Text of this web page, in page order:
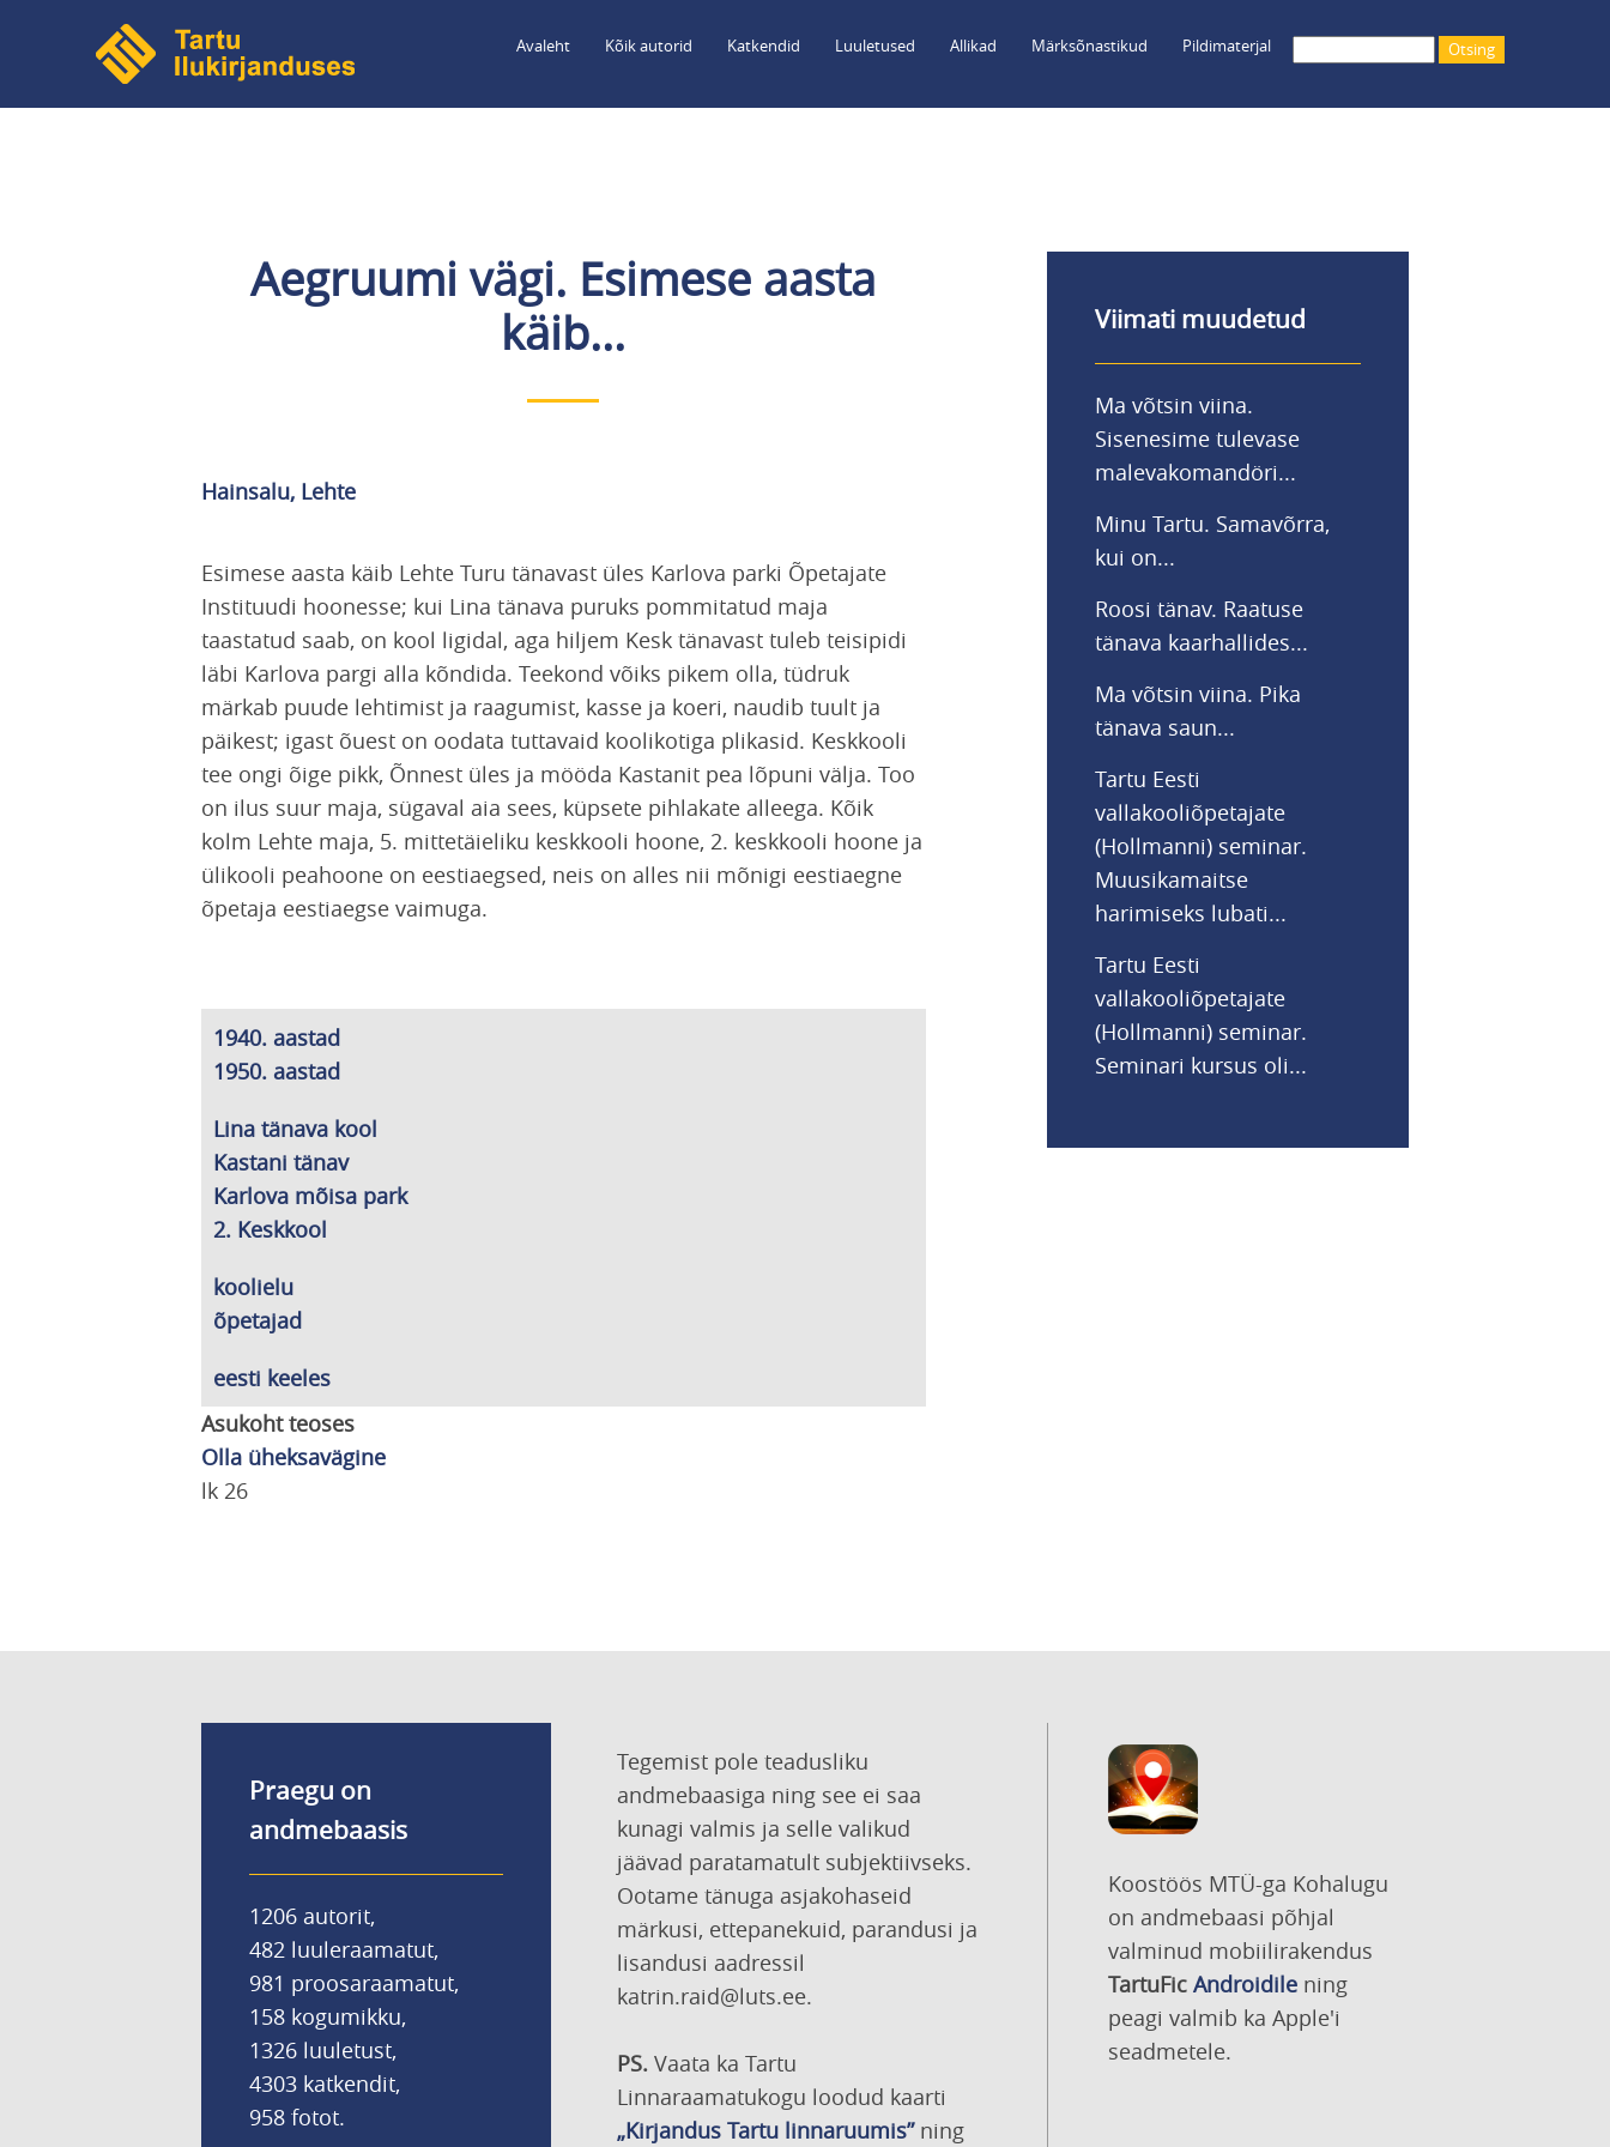
juurde
Avaleht Kõik autorid Katkendid Luuletused Allikad Märksõnastikud Pildimaterjal
Aegruumi vägi. Esimese aasta
käib...
Hainsalu, Lehte
Esimese aasta käib Lehte Turu tänavast üles Karlova parki Õpetajate
Instituudi hoonesse; kui Lina tänava puruks pommitatud maja
taastatud saab, on kool ligidal, aga hiljem Kesk tänavast tuleb teisipidi
läbi Karlova pargi alla kõndida. Teekond võiks pikem olla, tüdruk
märkab puude lehtimist ja raagumist, kasse ja koeri, naudib tuult ja
päikest; igast õuest on oodata tuttavaid koolikotiga plikasid. Keskkooli
tee ongi õige pikk, Õnnest üles ja mööda Kastanit pea lõpuni välja. Too
on ilus suur maja, sügaval aia sees, küpsete pihlakate alleega. Kõik
kolm Lehte maja, 5. mittetäieliku keskkooli hoone, 2. keskkooli hoone ja
ülikooli peahoone on eestiaegsed, neis on alles nii mõnigi eestiaegne
õpetaja eestiaegse vaimuga.
1940. aastad
1950. aastad
Lina tänava kool
Kastani tänav
Karlova mõisa park
2. Keskkool
koolielu
õpetajad
eesti keeles
Asukoht teoses
Olla üheksavägine
lk 26
Viimati muudetud
Ma võtsin viina.
Sisenesime tulevase
malevakomandöri...
Minu Tartu. Samavõrra,
kui on...
Roosi tänav. Raatuse
tänava kaarhallides...
Ma võtsin viina. Pika
tänava saun...
Tartu Eesti
vallakooliõpetajate
(Hollmanni) seminar.
Muusikamaitse
harimiseks lubati...
Tartu Eesti
vallakooliõpetajate
(Hollmanni) seminar.
Seminari kursus oli...
Praegu on
andmebaasis
1206 autorit,
482 luuleraamatut,
981 proosaraamatut,
158 kogumikku,
1326 luuletust,
4303 katkendit,
958 fotot.
Tegemist pole teadusliku
andmebaasiga ning see ei saa
kunagi valmis ja selle valikud
jäävad paratamatult subjektiivseks.
Ootame tänuga asjakohaseid
märkusi, ettepanekuid, parandusi ja
lisandusi aadressil
katrin.raid@luts.ee.
PS. Vaata ka Tartu
Linnaraamatukogu loodud kaarti
„Kirjandus Tartu linnaruumis”ning
Koostöös MTÜ-ga Kohalugu
on andmebaasi põhjal
valminud mobiilirakendus
TartuFic Androidilening
peagi valmib ka Apple'i
seadmetele.